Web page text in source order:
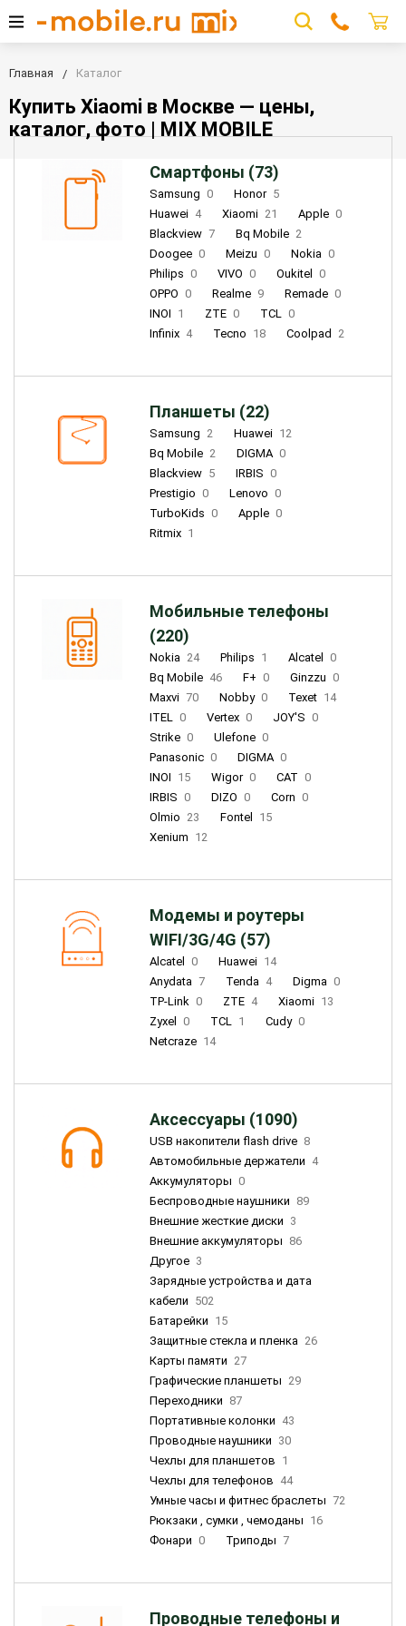
Главная Каталог
Купить Xiaomi в Москве — цены,
каталог, фото | MIX MOBILE
Смартфоны (73)
Samsung 0 Honor 5
Huawei 4 Xiaomi 21 Apple 0
Blackview 7 Bq Mobile 2
Doogee 0 Meizu 0 Nokia 0
Philips 0 VIVO 0 Oukitel
0
OPPO 0 Realme 9 Remade 0
INOI 1 ZTE 0 TCL 0
Infinix 4 Tecno 18 Coolpad 2
Планшеты (22)
Samsung 2 Huawei 12
Bq Mobile 2 DIGMA 0
Blackview 5 IRBIS 0
Prestigio 0 Lenovo 0
TurboKids 0 Apple 0
Ritmix 1
Мобильные телефоны
(220)
Nokia 24 Philips 1 Alcatel
0
Bq Mobile 46 F+ 0 Ginzzu 0
Maxvi 70 Nobby 0 Texet 14
ITEL 0 Vertex 0 JOY'S 0
Strike 0 Ulefone 0
Panasonic 0 DIGMA 0
INOI 15 Wigor 0 CAT 0
IRBIS 0 DIZO 0 Corn 0
Olmio 23 Fontel
15
Xenium 12
Модемы и роутеры
WIFI/3G/4G (57)
Alcatel 0 Huawei 14
Anydata 7 Tenda 4 Digma 0
TP-Link 0 ZTE 4 Xiaomi 13
Zyxel
0 TCL 1 Cudy 0
Netcraze 14
Аксессуары (1090)
USB накопители flash drive 8
Автомобильные держатели 4
Аккумуляторы 0
Беспроводные наушники 89
Внешние жесткие диски 3
Внешние аккумуляторы 86
Другое 3
Зарядные устройства и дата
кабели 502
Батарейки 15
Защитные стекла и пленка 26
Карты памяти 27
Графические планшеты 29
Переходники 87
Портативные колонки 43
Проводные наушники 30
Чехлы для планшетов 1
Чехлы для телефонов 44
Умные часы и фитнес браслеты 72
Рюкзаки , сумки , чемоданы 16
Фонари 0 Триподы 7
Проводные телефоны и